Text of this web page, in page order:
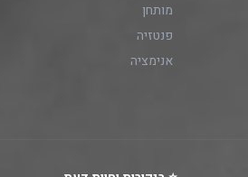
מותחן
פנטזיה
אנימציה